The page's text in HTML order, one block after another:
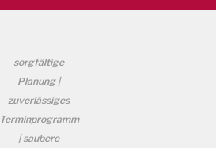
sorgfältige
Planung |
zuverlässiges
Terminprogramm
| saubere